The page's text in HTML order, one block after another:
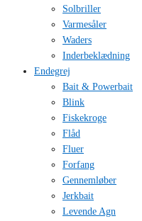
Solbriller
Varmesåler
Waders
Inderbeklædning
Endegrej
Bait & Powerbait
Blink
Fiskekroge
Flåd
Fluer
Forfang
Gennemløber
Jerkbait
Levende Agn